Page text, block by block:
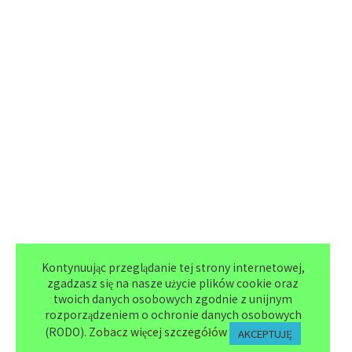
Kontynuując przeglądanie tej strony internetowej,
zgadzasz się na nasze użycie plików cookie oraz
twoich danych osobowych zgodnie z unijnym
rozporządzeniem o ochronie danych osobowych
(RODO). Zobacz więcej szczegółów AKCEPTUJĘ